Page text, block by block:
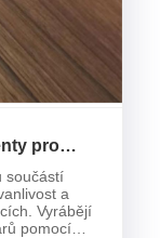
pro
součástí
a
Vyrábějí
pomocí